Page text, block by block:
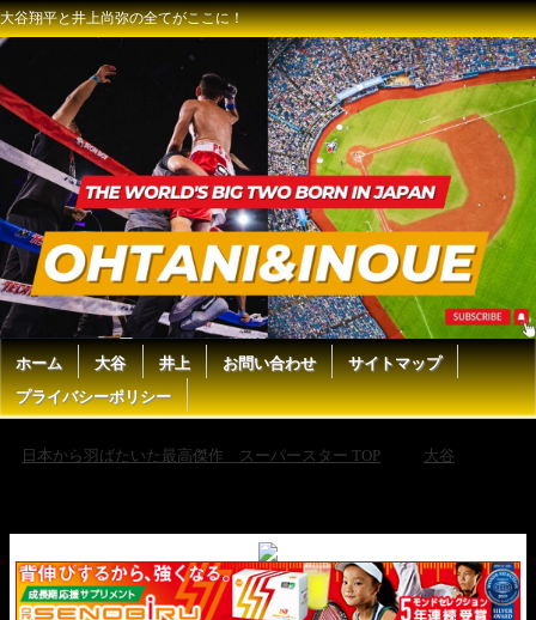
大谷翔平と井上尚弥の全てがここに！
ホーム 大谷 井上 お問い合わせ
サイトマップ
プライバシーポリシー
日本から羽ばたいた最高傑作 スーパースター TOP
大谷